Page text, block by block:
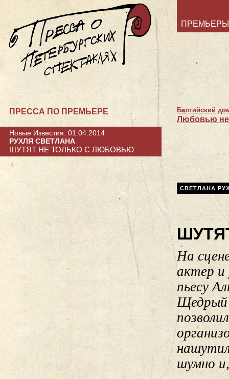
ПРЕМЬЕРЫ
Балтийский
Любовью не
СВЕТЛАНА
На
актер и
пьесу
Щедрый
шумно
ПРЕССА ПО ПРЕМЬЕРЕ
Новые Известия. 01.04.2014
РУХЛЯ СВЕТЛАНА
ШУТЯТ НЕ ТОЛЬКО С ЛЮБОВЬЮ